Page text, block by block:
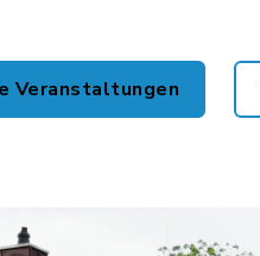
Veranstaltungen